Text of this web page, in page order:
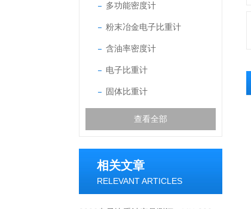
多功能密度计
粉末冶金电子比重计
含油率密度计
电子比重计
固体比重计
查看全部
相关文章
RELEVANT ARTICLES